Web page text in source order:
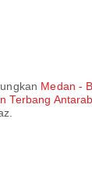
Medan -
Terbang